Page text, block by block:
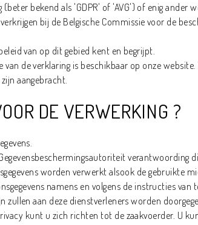
bekend als 'GDPR' of 'AVG') of enig ander
bij de Belgische Commissie voor de
van op dit gebied kent en begrijpt.
de verklaring is beschikbaar op onze
aangebracht.
DE VERWERKING ?
verantwoording
worden verwerkt alsook de gebruikte
namens en volgens de instructies
aan deze dienstverleners worden
kunt u zich richten tot de zaakvoerder. U